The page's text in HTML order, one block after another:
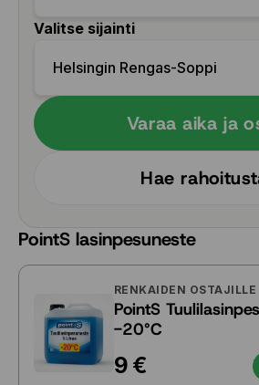
Valitse sijainti
Helsingin Rengas-Soppi
Varaa aika ja
Hae
PointS lasinpesuneste
RENKAIDEN OSTAJILLE
PointS
-20°C
9 €